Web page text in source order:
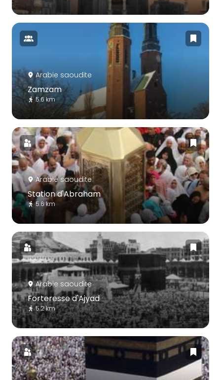
Arabie saoudite
Zamzam
5.6 km
Arabie saoudite
Station d'Abraham
5.6 km
Arabie saoudite
Forteresse d'Ajyad
5.2 km